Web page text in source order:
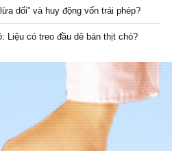
dối” và huy động vốn trái phép?
Liệu có treo đầu dê bán thịt chó?